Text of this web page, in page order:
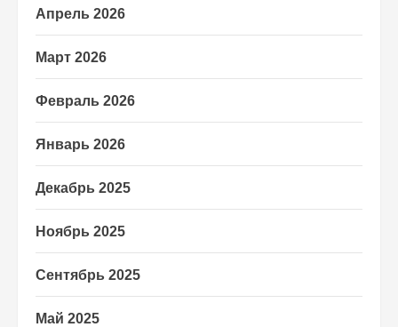
Апрель 2026
Март 2026
Февраль 2026
Январь 2026
Декабрь 2025
Ноябрь 2025
Сентябрь 2025
Май 2025